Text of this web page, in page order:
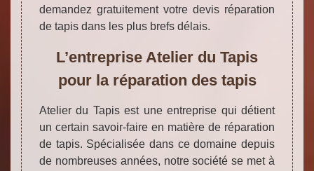
demandez gratuitement votre devis réparation
de tapis dans les plus brefs délais.
L’entreprise Atelier du Tapis
pour la réparation des tapis
Atelier du Tapis est une entreprise qui détient
un certain savoir-faire en matière de réparation
de tapis. Spécialisée dans ce domaine depuis
de nombreuses années, notre société se met à